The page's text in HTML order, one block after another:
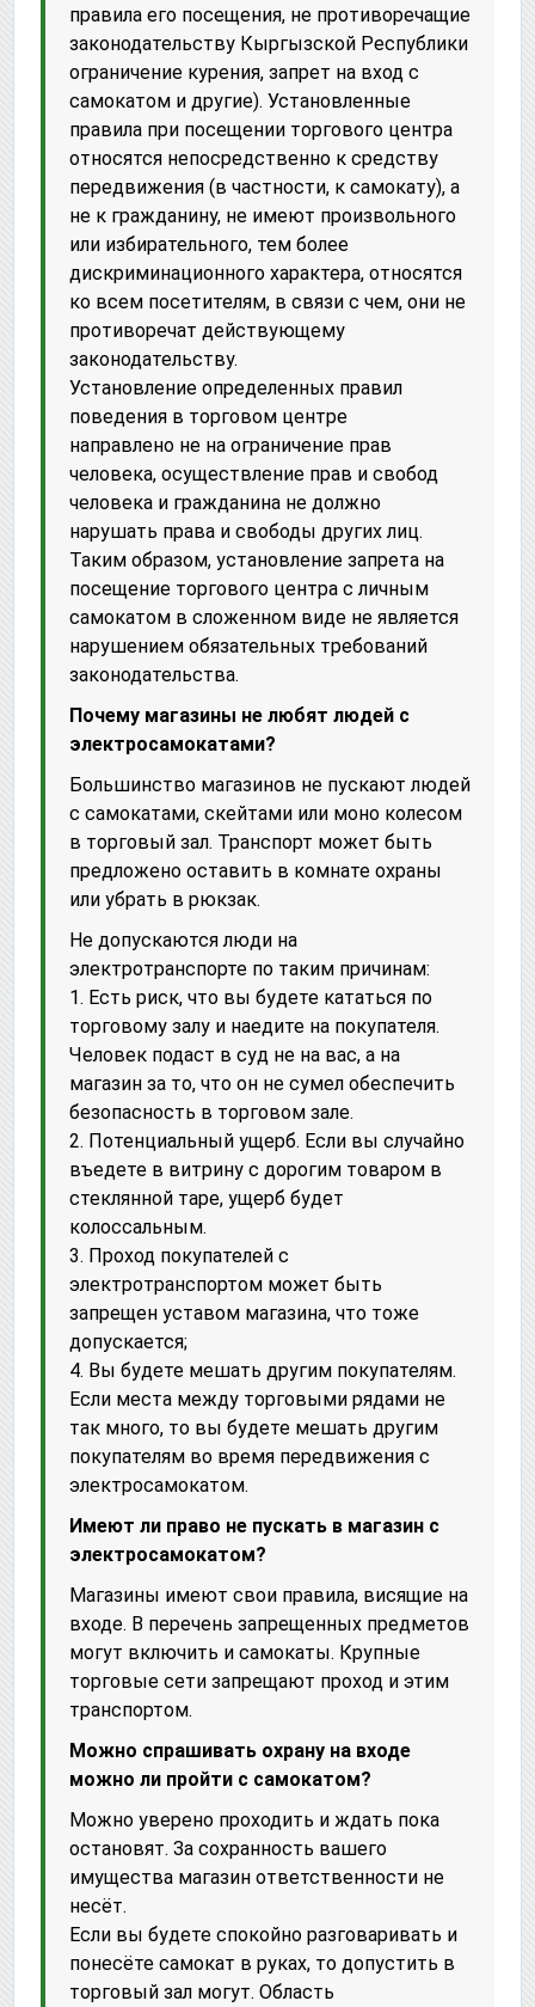
правила его посещения, не противоречащие
законодательству Кыргызской Республики
ограничение курения, запрет на вход с
самокатом и другие). Установленные
правила при посещении торгового центра
относятся непосредственно к средству
передвижения (в частности, к самокату), а
не к гражданину, не имеют произвольного
или избирательного, тем более
дискриминационного характера, относятся
ко всем посетителям, в связи с чем, они не
противоречат действующему
законодательству.
Установление определенных правил
поведения в торговом центре
направлено не на ограничение прав
человека, осуществление прав и свобод
человека и гражданина не должно
нарушать права и свободы других лиц.
Таким образом, установление запрета на
посещение торгового центра с личным
самокатом в сложенном виде не является
нарушением обязательных требований
законодательства.
Почему магазины не любят людей с
электросамокатами?
Большинство магазинов не пускают людей
с самокатами, скейтами или моно колесом
в торговый зал. Транспорт может быть
предложено оставить в комнате охраны
или убрать в рюкзак.
Не допускаются люди на
электротранспорте по таким причинам:
1. Есть риск, что вы будете кататься по
торговому залу и наедите на покупателя.
Человек подаст в суд не на вас, а на
магазин за то, что он не сумел обеспечить
безопасность в торговом зале.
2. Потенциальный ущерб. Если вы случайно
въедете в витрину с дорогим товаром в
стеклянной таре, ущерб будет
колоссальным.
3. Проход покупателей с
электротранспортом может быть
запрещен уставом магазина, что тоже
допускается;
4. Вы будете мешать другим покупателям.
Если места между торговыми рядами не
так много, то вы будете мешать другим
покупателям во время передвижения с
электросамокатом.
Имеют ли право не пускать в магазин с
электросамокатом?
Магазины имеют свои правила, висящие на
входе. В перечень запрещенных предметов
могут включить и самокаты. Крупные
торговые сети запрещают проход и этим
транспортом.
Можно спрашивать охрану на входе
можно ли пройти с самокатом?
Можно уверено проходить и ждать пока
остановят. За сохранность вашего
имущества магазин ответственности не
несёт.
Если вы будете спокойно разговаривать и
понесёте самокат в руках, то допустить в
торговый зал могут. Область